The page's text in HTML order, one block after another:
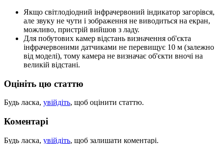
Якщо світлодіодний інфрачервоний індикатор загорівся,
але звуку не чути і зображення не виводиться на екран,
можливо, пристрій вийшов з ладу.
Для побутових камер відстань визначення об'єкта
інфрачервоними датчиками не перевищує 10 м (залежно
від моделі), тому камера не визначає об'єкти вночі на
великій відстані.
Оцініть цю статтю
Будь ласка, увійдіть, щоб оцінити статтю.
Коментарі
Будь ласка, увійдіть, щоб залишати коментарі.